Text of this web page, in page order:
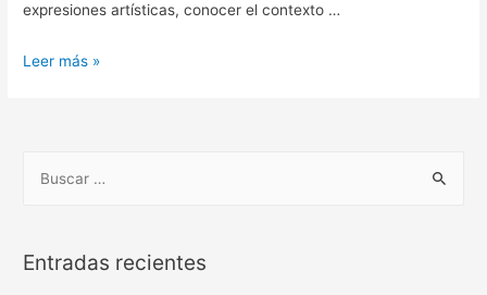
expresiones artísticas, conocer el contexto …
Leer más »
Entradas recientes